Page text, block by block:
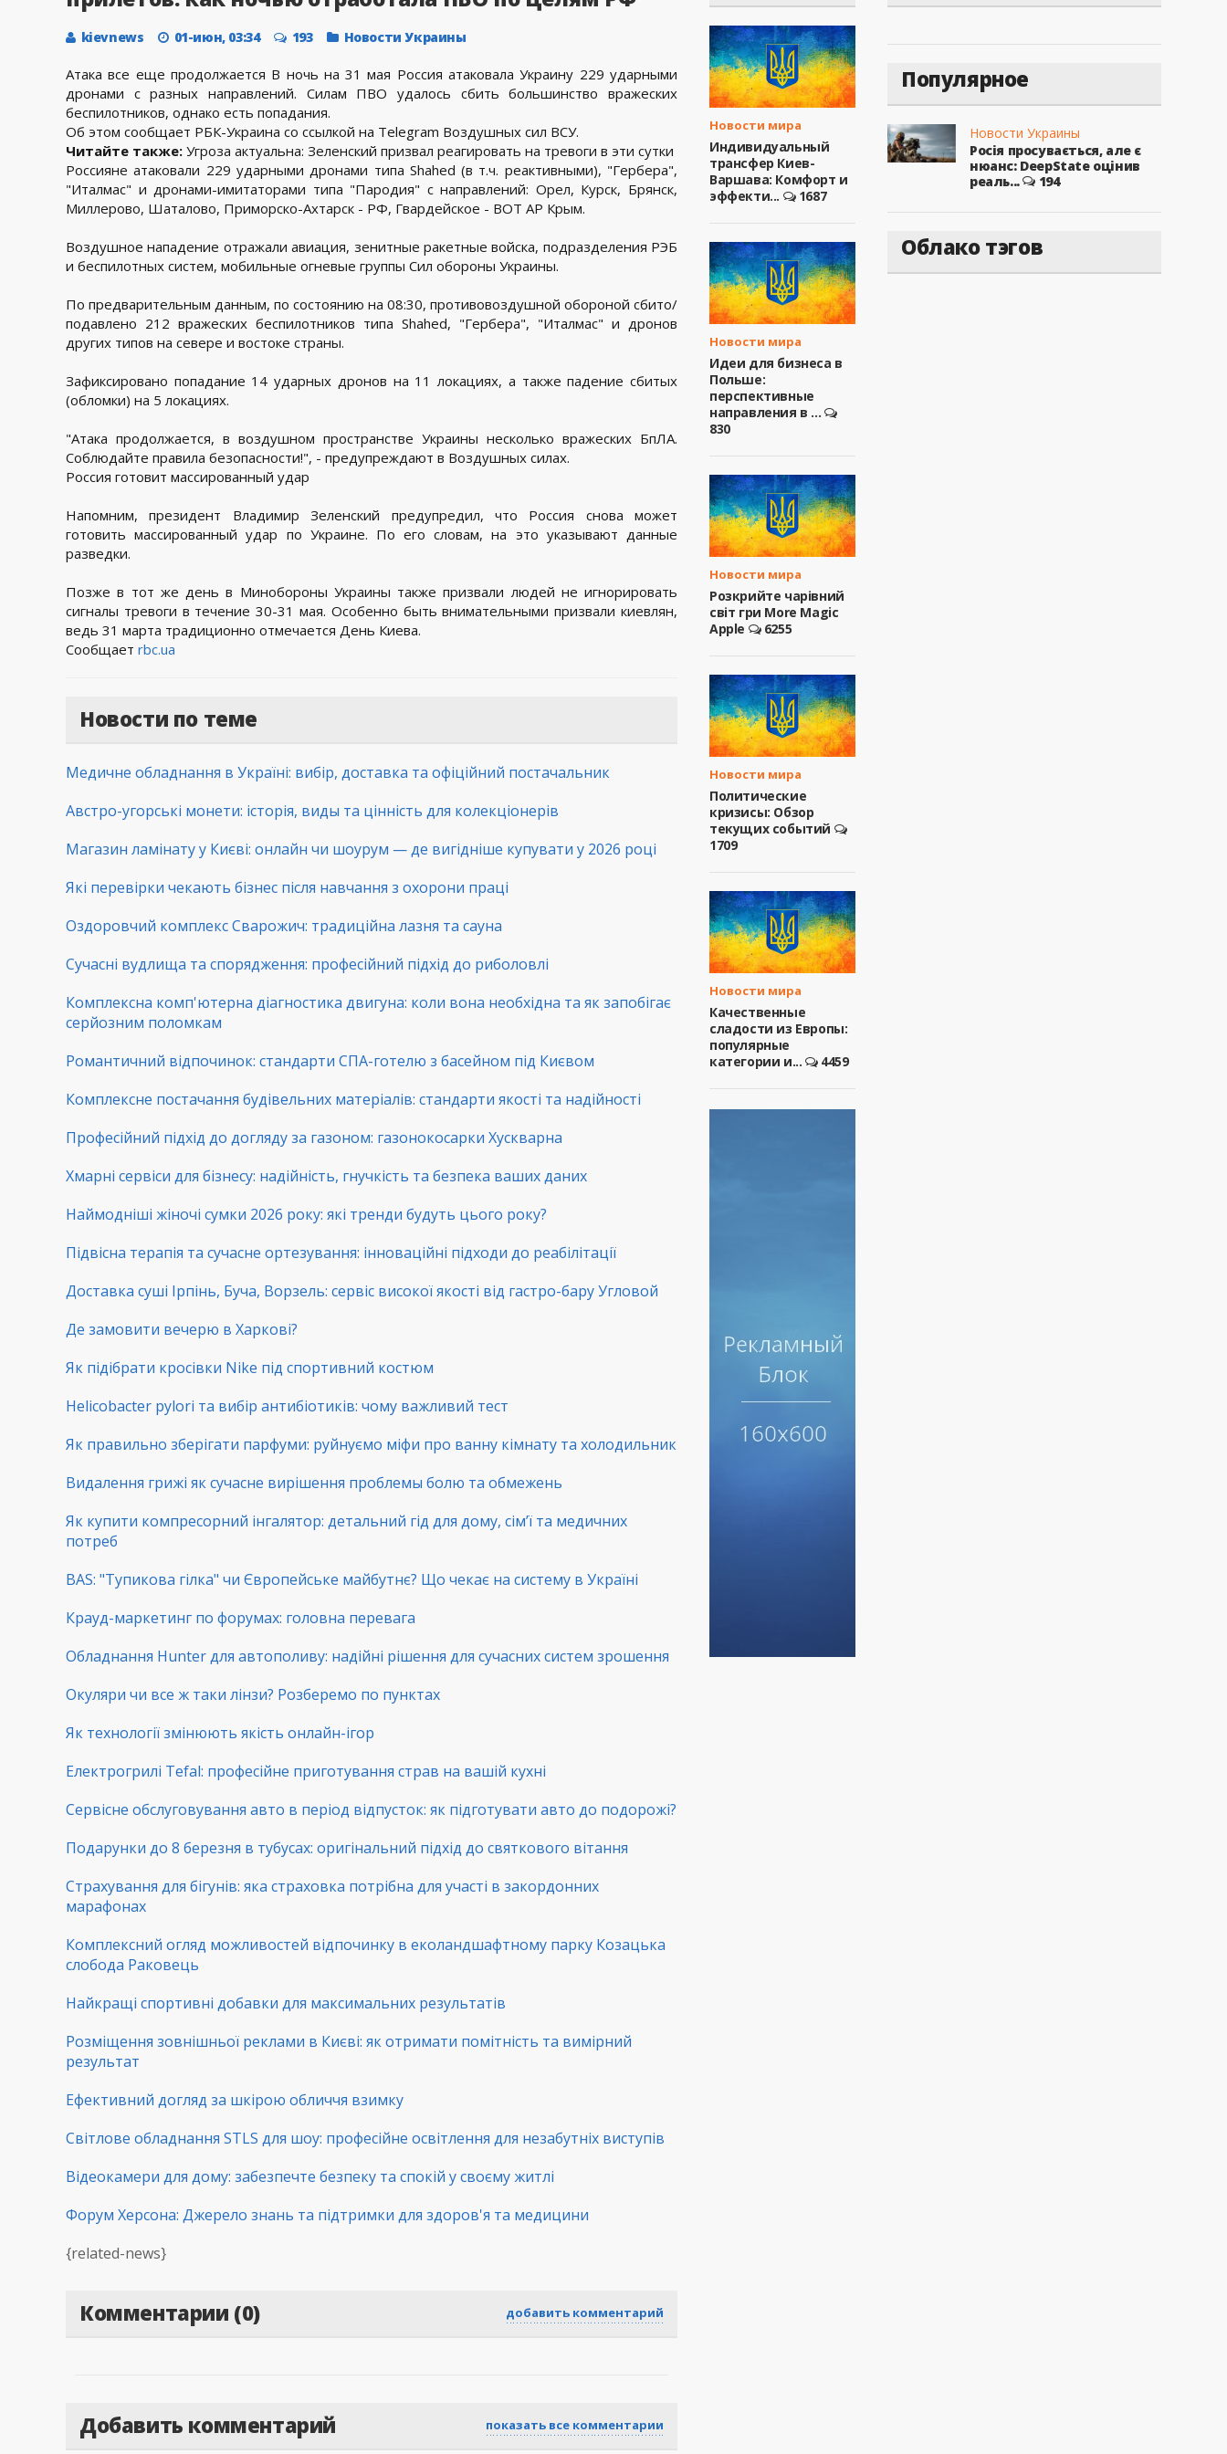
kievnews 01-июн, 03:34 193 Новости Украины
Атака все еще продолжается В ночь на 31 мая Россия атаковала Украину 229 ударными
дронами с разных направлений. Силам ПВО удалось сбить большинство вражеских
беспилотников, однако есть попадания.
Об этом сообщает РБК-Украина со ссылкой на Telegram Воздушных сил ВСУ.
Читайте также: Угроза актуальна: Зеленский призвал реагировать на тревоги в эти сутки
Россияне атаковали 229 ударными дронами типа Shahed (в т.ч. реактивными), "Гербера",
"Италмас" и дронами-имитаторами типа "Пародия" с направлений: Орел, Курск, Брянск,
Миллерово, Шаталово, Приморско-Ахтарск - РФ, Гвардейское - ВОТ АР Крым.
Воздушное нападение отражали авиация, зенитные ракетные войска, подразделения РЭБ
и беспилотных систем, мобильные огневые группы Сил обороны Украины.
По предварительным данным, по состоянию на 08:30, противовоздушной обороной сбито/
подавлено 212 вражеских беспилотников типа Shahed, "Гербера", "Италмас" и дронов
других типов на севере и востоке страны.
Зафиксировано попадание 14 ударных дронов на 11 локациях, а также падение сбитых
(обломки) на 5 локациях.
"Атака продолжается, в воздушном пространстве Украины несколько вражеских БпЛА.
Соблюдайте правила безопасности!", - предупреждают в Воздушных силах.
Россия готовит массированный удар
Напомним, президент Владимир Зеленский предупредил, что Россия снова может
готовить массированный удар по Украине. По его словам, на это указывают данные
разведки.
Позже в тот же день в Минобороны Украины также призвали людей не игнорировать
сигналы тревоги в течение 30-31 мая. Особенно быть внимательными призвали киевлян,
ведь 31 марта традиционно отмечается День Киева.
Сообщает rbc.ua
Новости по теме
Медичне обладнання в Україні: вибір, доставка та офіційний постачальник
Австро-угорські монети: історія, виды та цінність для колекціонерів
Магазин ламінату у Києві: онлайн чи шоурум — де вигідніше купувати у 2026 році
Які перевірки чекають бізнес після навчання з охорони праці
Оздоровчий комплекс Сварожич: традиційна лазня та сауна
Сучасні вудлища та спорядження: професійний підхід до риболовлі
Комплексна комп'ютерна діагностика двигуна: коли вона необхідна та як запобігає
серйозним поломкам
Романтичний відпочинок: стандарти СПА-готелю з басейном під Києвом
Комплексне постачання будівельних матеріалів: стандарти якості та надійності
Професійний підхід до догляду за газоном: газонокосарки Хускварна
Хмарні сервіси для бізнесу: надійність, гнучкість та безпека ваших даних
Наймодніші жіночі сумки 2026 року: які тренди будуть цього року?
Підвісна терапія та сучасне ортезування: інноваційні підходи до реабілітації
Доставка суші Ірпінь, Буча, Ворзель: сервіс високої якості від гастро-бару Угловой
Де замовити вечерю в Харкові?
Як підібрати кросівки Nike під спортивний костюм
Helicobacter pylori та вибір антибіотиків: чому важливий тест
Як правильно зберігати парфуми: руйнуємо міфи про ванну кімнату та холодильник
Видалення грижі як сучасне вирішення проблемы болю та обмежень
Як купити компресорний інгалятор: детальний гід для дому, сім’ї та медичних
потреб
BAS: "Тупикова гілка" чи Європейське майбутнє? Що чекає на систему в Україні
Крауд-маркетинг по форумах: головна перевага
Обладнання Hunter для автополиву: надійні рішення для сучасних систем зрошення
Окуляри чи все ж таки лінзи? Розберемо по пунктах
Як технології змінюють якість онлайн-ігор
Електрогрилі Tefal: професійне приготування страв на вашій кухні
Сервісне обслуговування авто в період відпусток: як підготувати авто до подорожі?
Подарунки до 8 березня в тубусах: оригінальний підхід до святкового вітання
Страхування для бігунів: яка страховка потрібна для участі в закордонних
марафонах
Комплексний огляд можливостей відпочинку в еколандшафтному парку Козацька
слобода Раковець
Найкращі спортивні добавки для максимальних результатів
Розміщення зовнішньої реклами в Києві: як отримати помітність та вимірний
результат
Ефективний догляд за шкірою обличчя взимку
Світлове обладнання STLS для шоу: професійне освітлення для незабутніх виступів
Відеокамери для дому: забезпечте безпеку та спокій у своєму житлі
Форум Херсона: Джерело знань та підтримки для здоров'я та медицини
{related-news}
Комментарии (0) добавить комментарий
Добавить комментарий показать все комментарии
Новости мира
Индивидуальный
трансфер Киев-
Варшава: Комфорт и
эффекти...
1687
Новости мира
Идеи для бизнеса в
Польше:
перспективные
направления в ...
830
Новости мира
Розкрийте чарівний
світ гри More Magic
Apple
6255
Новости мира
Политические
кризисы: Обзор
текущих событий
1709
Новости мира
Качественные
сладости из Европы:
популярные
категории и...
4459
Популярное
Новости Украины
Росія просувається, але є
нюанс: DeepState оцінив
реаль...
194
Облако тэгов